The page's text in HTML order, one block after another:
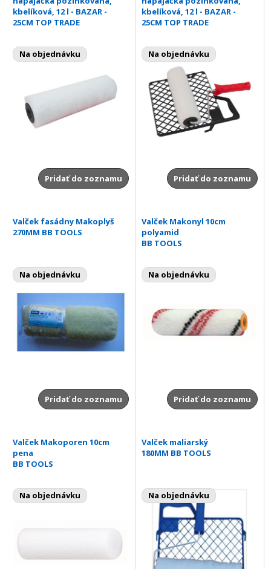
kbelíková, 12 l - BAZAR -
25CM TOP TRADE
Na objednávku
Pridať do zoznamu
kbelíková, 12 l - BAZAR -
25CM TOP TRADE
Na objednávku
Pridať do zoznamu
Valček fasádny Makoplyš
270MM BB TOOLS
Na objednávku
Pridať do zoznamu
Valček Makonyl 10cm
polyamid
BB TOOLS
Na objednávku
Pridať do zoznamu
Valček Makoporen 10cm
pena
BB TOOLS
Na objednávku
Valček maliarský
180MM BB TOOLS
Na objednávku